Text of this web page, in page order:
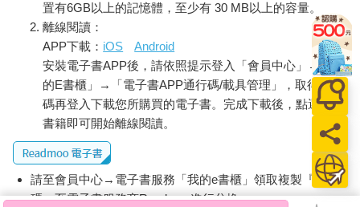
置有6GB以上的記憶體，至少有 30 MB以上的容量。
離線閱讀：
APP下載： iOS
Android
安裝電子書APP後，請依照提示登入「會員中心」→「我
的E書櫃」→「電子書APP通行碼/載具管理」，取得通行
碼再登入下載您所購買的電子書。完成下載後，點選任一
書籍即可開始離線閱讀。
請至會員中心→電子書服務「我的e書櫃」領取複製『兌換
碼』至電子書服務商Readmoo進行兌換。